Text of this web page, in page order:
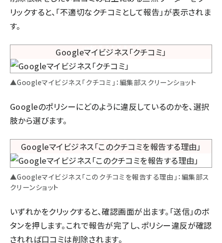
リックすると、「不適切なクチコミとして報告」が表示されま
す。
▲Googleマイビジネス「クチコミ」：編集部スクリーンショット
Googleのポリシーにどのように違反しているのかを、選択
肢から選びます。
▲Googleマイビジネス「このクチコミを報告する理由」：編集部ス
クリーンショット
いずれかをクリックすると、確認画面が出ます。「送信」のボ
タンを押します。これで報告が完了し、ポリシー違反が確認
されれば口コミは削除されます。